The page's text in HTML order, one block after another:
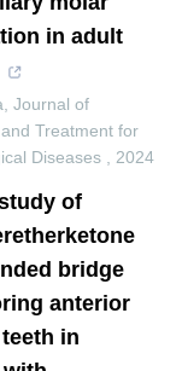
in adult
Journal of
Treatment for
Diseases
2024
of
bridge
anterior
in